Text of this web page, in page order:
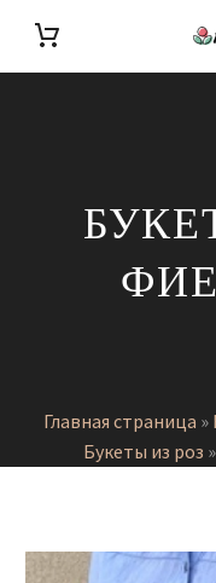
Главная страница »
Букеты из роз »